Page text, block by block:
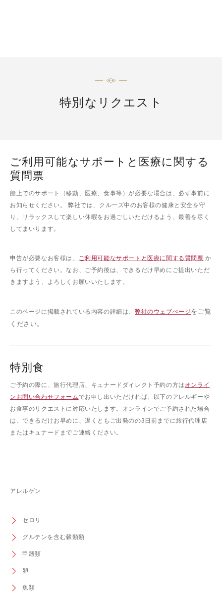
特別なリクエスト
ご利用可能なサポートと医療に関する
質問票
船上でのサポート（移動、医療、食事等）が必要な場合は、必ず事前に
お知らせください。 弊社では、クルーズ中のお客様の健康と安全を守
り、リラックスして楽しい休暇をお過ごしいただけるよう、最善を尽く
してまいります。
申告が必要なお客様は、 ご利用可能なサポートと医療に関する質問票 か
ら行ってください。なお、ご予約後は、できるだけ早めにご提出いただ
きますよう、よろしくお願いいたします。
このページに掲載されている内容の詳細は、 弊社のウェブぺージをご覧
ください。
特別食
ご予約の際に、旅行代理店、キュナードダイレクト予約の方は オンライ
ンお問い合わせフォームでお申し出いただければ、以下のアレルギーや
お食事のリクエストに対応いたします。オンラインでご予約された場合
は、できるだけお早めに、遅くともご出発のの3日前までに旅行代理店
またはキュナードまでご連絡ください。
アレルゲン
セロリ
グルテンを含む穀類類
甲殻類
卵
魚類